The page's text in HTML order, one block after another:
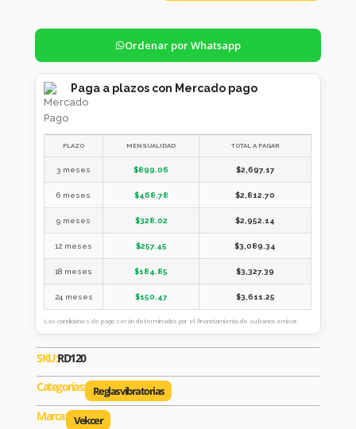
Ordenar por Whatsapp
Paga a plazos con Mercado pago
PLAZO MENSUALIDAD TOTAL A PAGAR
3 meses $899.06 $2,697.17
6 meses $468.78 $2,812.70
9 meses $328.02 $2,952.14
12 meses $257.45 $3,089.34
18 meses $184.85 $3,327.39
24 meses $150.47 $3,611.25
Las condiciones de pago serán determinados por el financiamiento de su banco emisor.
SKU:RD120
Categorías:
Reglas vibratorias
Marca: Vekcer